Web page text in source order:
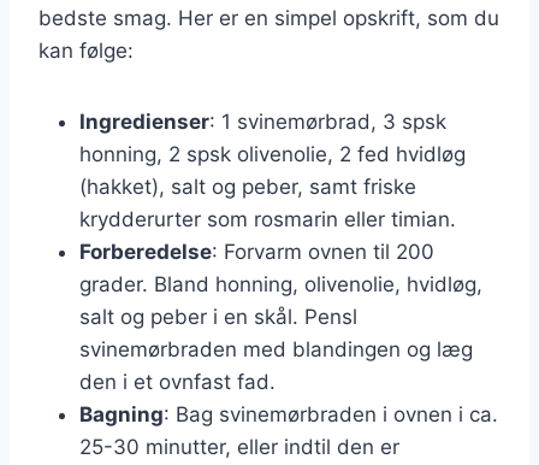
bedste smag. Her er en simpel opskrift, som du
kan følge:
Ingredienser: 1 svinemørbrad, 3 spsk
honning, 2 spsk olivenolie, 2 fed hvidløg
(hakket), salt og peber, samt friske
krydderurter som rosmarin eller timian.
Forberedelse: Forvarm ovnen til 200
grader. Bland honning, olivenolie, hvidløg,
salt og peber i en skål. Pensl
svinemørbraden med blandingen og læg
den i et ovnfast fad.
Bagning: Bag svinemørbraden i ovnen i ca.
25-30 minutter, eller indtil den er